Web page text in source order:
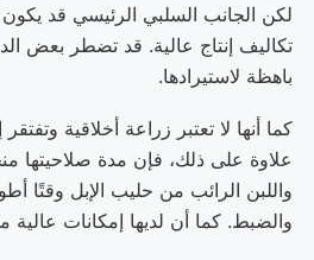
لكن الجانب السلبي الرئيسي قد
تكاليف إنتاج عالية. قد تضطر بعض
باهظة لاستيرادها.
كما أنها لا تعتبر زراعة أخلاقية
علاوة على ذلك، فإن مدة صلاحيتها
واللبن الرائب من حليب الإبل وقتًا
والضبط. كما أن لديها إمكانات عالية